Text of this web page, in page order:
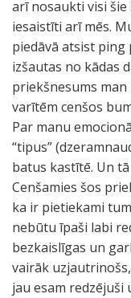
arī nosaukti visi
iesaistīti arī mēs.
piedāvā atsist
izšautas no kādas
priekšnesums
varītēm cenšos
Par manu
“tipus”
batus kastītē. Un
Cenšamies šos
ka ir pietiekami
nebūtu īpaši labi
bezkaislīgas un
vairāk
jau esam redzējuši